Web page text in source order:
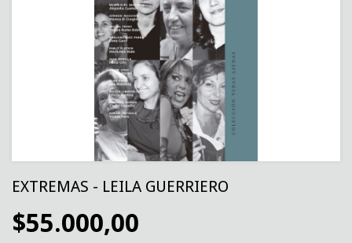
EXTREMAS - LEILA GUERRIERO
$55.000,00